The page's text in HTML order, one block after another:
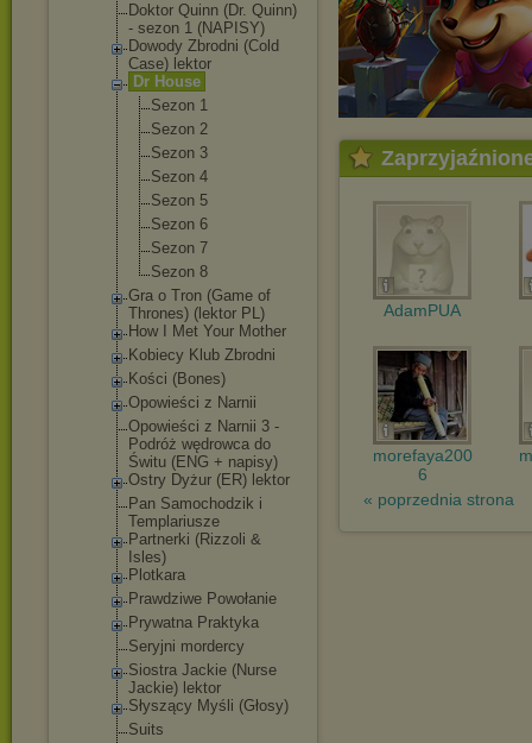
Doktor Quinn (Dr. Quinn)
- sezon 1 (NAPISY)
Dowody Zbrodni (Cold
Case) lektor
Dr House
Sezon 1
Sezon 2
Sezon 3
Sezon 4
Sezon 5
Sezon 6
Sezon 7
Sezon 8
Gra o Tron (Game of
Thrones) (lektor PL)
How I Met Your Mother
Kobiecy Klub Zbrodni
Kości (Bones)
Opowieści z Narnii
Opowieści z Narnii 3 -
Podróż wędrowca do
Świtu (ENG + napisy)
Ostry Dyżur (ER) lektor
Pan Samochodzik i
Templariusze
Partnerki (Rizzoli &
Isles)
Plotkara
Prawdziwe Powołanie
Prywatna Praktyka
Seryjni mordercy
Siostra Jackie (Nurse
Jackie) lektor
Słyszący Myśli (Głosy)
Suits
AdamPUA
morefaya200
6
« poprzednia strona